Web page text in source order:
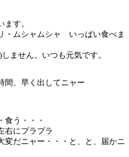
す。
・ムシャムシャ いっぱい食べま
ません。いつも元気です。
間、早く出してニャー
食う・・・
右にプラプラ
変だニャー・・・と、と、届かニ